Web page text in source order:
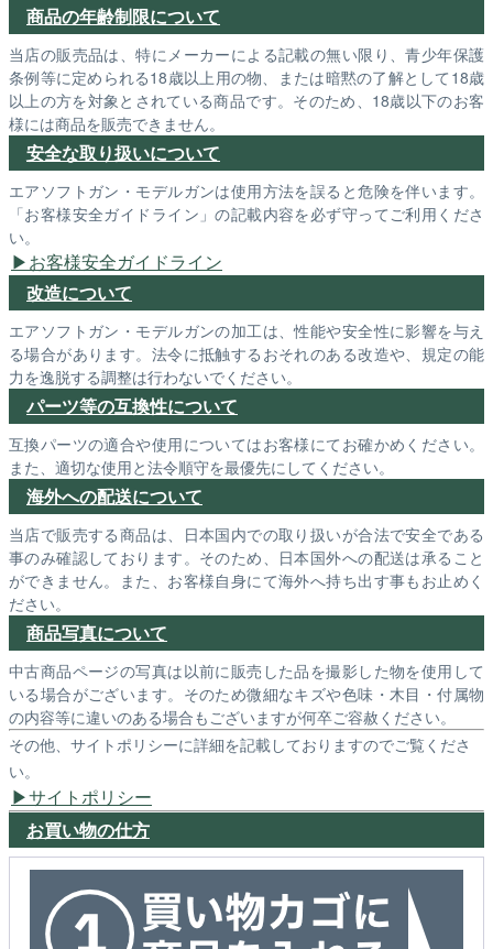
商品の年齢制限について
当店の販売品は、特にメーカーによる記載の無い限り、青少年保護
条例等に定められる18歳以上用の物、または暗黙の了解として18歳
以上の方を対象とされている商品です。そのため、18歳以下のお客
様には商品を販売できません。
安全な取り扱いについて
エアソフトガン・モデルガンは使用方法を誤ると危険を伴います。
「お客様安全ガイドライン」の記載内容を必ず守ってご利用くださ
い。
お客様安全ガイドライン
改造について
エアソフトガン・モデルガンの加工は、性能や安全性に影響を与え
る場合があります。法令に抵触するおそれのある改造や、規定の能
力を逸脱する調整は行わないでください。
パーツ等の互換性について
互換パーツの適合や使用についてはお客様にてお確かめください。
また、適切な使用と法令順守を最優先にしてください。
海外への配送について
当店で販売する商品は、日本国内での取り扱いが合法で安全である
事のみ確認しております。そのため、日本国外への配送は承ること
ができません。また、お客様自身にて海外へ持ち出す事もお止めく
ださい。
商品写真について
中古商品ページの写真は以前に販売した品を撮影した物を使用して
いる場合がございます。そのため微細なキズや色味・木目・付属物
の内容等に違いのある場合もございますが何卒ご容赦ください。
その他、サイトポリシーに詳細を記載しておりますのでご覧くださ
い。
サイトポリシー
お買い物の仕方